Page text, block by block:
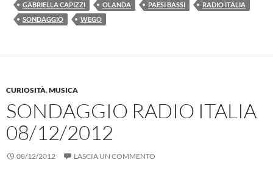
GABRIELLA CAPIZZI
OLANDA PAESI BASSI
RADIO ITALIA
SONDAGGIO
WEGO
CURIOSITÀ,MUSICA
SONDAGGIO RADIO ITALIA
08/12/2012
08/12/2012 LASCIA UN COMMENTO